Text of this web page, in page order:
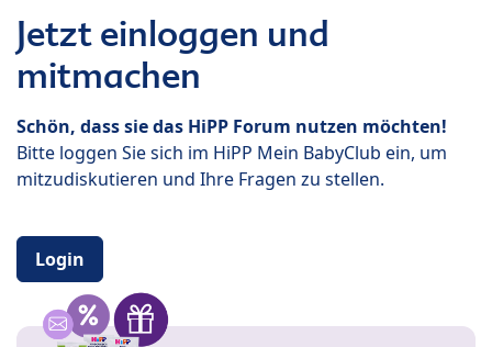
Jetzt einloggen und
mitmachen
Schön, dass sie das HiPP Forum nutzen möchten!
Bitte loggen Sie sich im HiPP Mein BabyClub ein, um
mitzudiskutieren und Ihre Fragen zu stellen.
Login